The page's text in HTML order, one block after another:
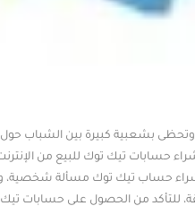
بشعبية كبيرة بين الشباب
تيك توك للبيع من
حساب تيك توك مسألة شخصية،
للتأكد من الحصول على حسابات تيك